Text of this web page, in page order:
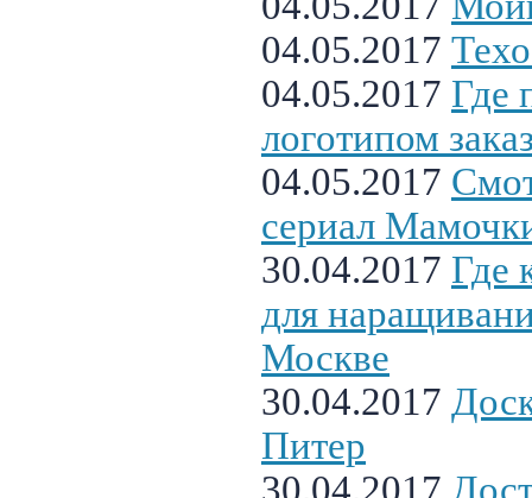
04.05.2017
04.05.2017 Где
логотипом
04.05.2017
сериал
30.04.2017 Где
для
Москве
30.04.2017
Питер